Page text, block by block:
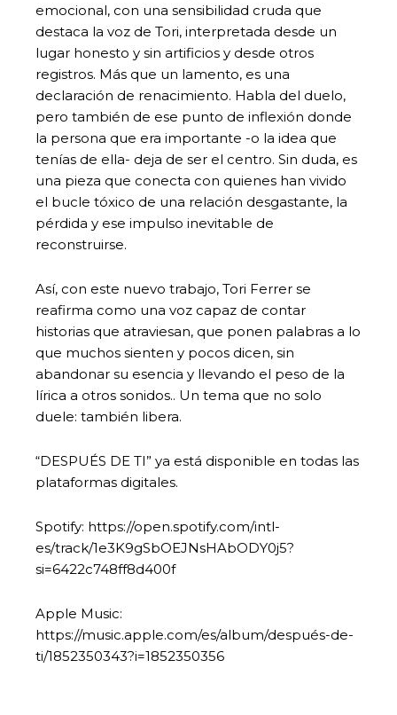
emocional, con una sensibilidad cruda que
destaca la voz de Tori, interpretada desde un
lugar honesto y sin artificios y desde otros
registros. Más que un lamento, es una
declaración de renacimiento. Habla del duelo,
pero también de ese punto de inflexión donde
la persona que era importante -o la idea que
tenías de ella- deja de ser el centro. Sin duda, es
una pieza que conecta con quienes han vivido
el bucle tóxico de una relación desgastante, la
pérdida y ese impulso inevitable de
reconstruirse.
Así, con este nuevo trabajo, Tori Ferrer se
reafirma como una voz capaz de contar
historias que atraviesan, que ponen palabras a lo
que muchos sienten y pocos dicen, sin
abandonar su esencia y llevando el peso de la
lírica a otros sonidos.. Un tema que no solo
duele: también libera.
“DESPUÉS DE TI” ya está disponible en todas las
plataformas digitales.
Spotify: https://open.spotify.com/intl-
es/track/1e3K9gSbOEJNsHAbODY0j5?
si=6422c748ff8d400f
Apple Music:
https://music.apple.com/es/album/después-de-
ti/1852350343?i=1852350356